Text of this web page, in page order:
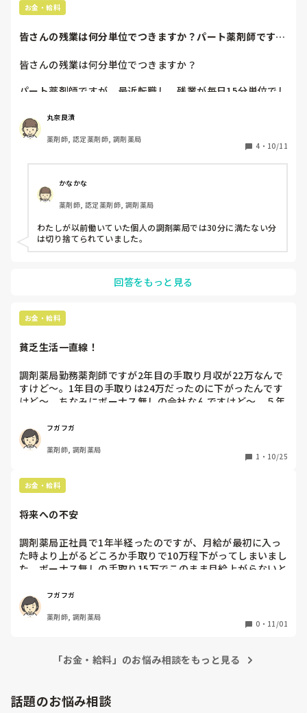
お金・給料
皆さんの残業は何分単位でつきますか？パート薬剤師です
皆さんの残業は何分単位でつきますか？
パート薬剤師ですが、最近転職し、残業が毎日15分単位でし
月の合計が15分単位の薬局はありますが、毎日数分だけ残業
しても全部切られてしまい、これは違法かと思いますが、転
職したてで上司に訴える勇気もありません。
毎日15分単位でしかつかない残業は、割と今でもあるのでし
ょうか？
丸奈良漬
薬剤師, 認定薬剤師, 調剤薬局
4 ・ 10/11
かなかな
薬剤師, 認定薬剤師, 調剤薬局
わたしが以前働いていた個人の調剤薬局では30分に満たない分
は切り捨てられていました。
回答をもっと見る
お金・給料
貧乏生活一直線！
調剤薬局勤務薬剤師ですが2年目の手取り月収が22万なんで
すけど〜。1年目の手取りは24万だったのに下がったんです
けど〜。ちなみにボーナス無しの会社なんですけど〜。５年
取り税金とられるんですけど〜。将来貧乏確定なんですけ
ど〜。
フガフガ
薬剤師, 調剤薬局
1 ・ 10/25
お金・給料
将来への不安
調剤薬局正社員で1年半経ったのですが、月給が最初に入っ
た時より上がるどころか手取りで10万程下がってしまいまし
た。ボーナス無しの手取り15万でこのまま月給上がらないと
フガフガ
薬剤師, 調剤薬局
0 ・ 11/01
「お金・給料」のお悩み相談をもっと見る
話題のお悩み相談